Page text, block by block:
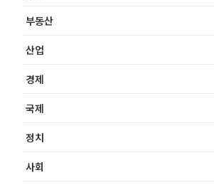
부동산
산업
경제
국제
정치
사회